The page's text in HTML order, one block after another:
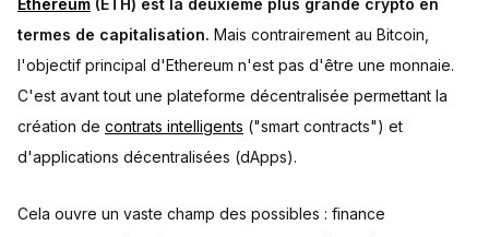
termes de capitalisation. Mais contrairement au Bitcoin,
l'objectif principal d'Ethereum n'est pas d'être une monnaie.
C'est avant tout une plateforme décentralisée permettant la
création de contrats intelligents ("smart contracts") et
d'applications décentralisées (dApps).
Cela ouvre un vaste champ des possibles : finance